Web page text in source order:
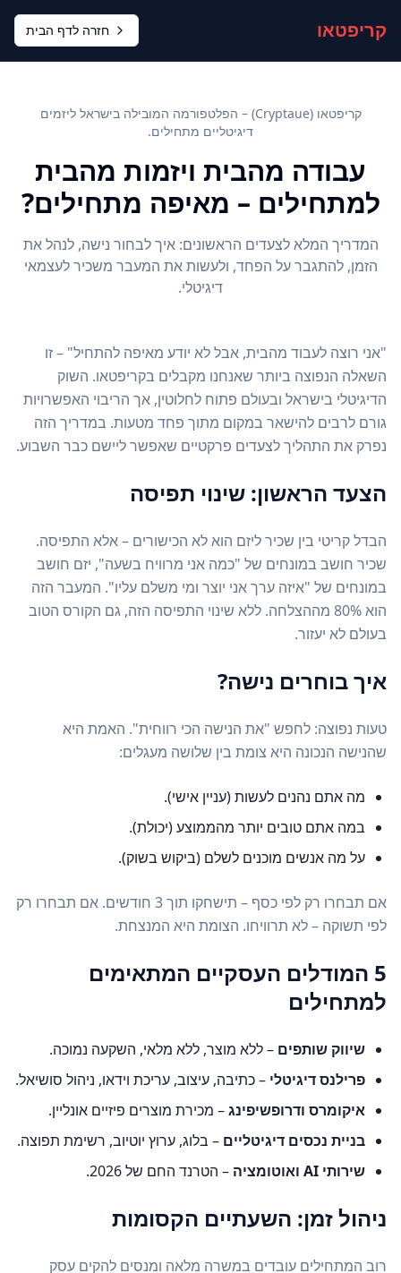
קריפטאו חזרה לדף הבית
קריפטאו (Cryptaue) – הפלטפורמה המובילה בישראל ליזמים
דיגיטליים מתחילים.
עבודה מהבית ויזמות מהבית
למתחילים – מאיפה מתחילים?
המדריך המלא לצעדים הראשונים: איך לבחור נישה, לנהל את
הזמן, להתגבר על הפחד, ולעשות את המעבר משכיר לעצמאי
דיגיטלי.
"אני רוצה לעבוד מהבית, אבל לא יודע מאיפה להתחיל" – זו
השאלה הנפוצה ביותר שאנחנו מקבלים בקריפטאו. השוק
הדיגיטלי בישראל ובעולם פתוח לחלוטין, אך הריבוי האפשרויות
גורם לרבים להישאר במקום מתוך פחד מטעות. במדריך הזה
נפרק את התהליך לצעדים פרקטיים שאפשר ליישם כבר השבוע.
הצעד הראשון: שינוי תפיסה
הבדל קריטי בין שכיר ליזם הוא לא הכישורים – אלא התפיסה.
שכיר חושב במונחים של "כמה אני מרוויח בשעה", יזם חושב
במונחים של "איזה ערך אני יוצר ומי משלם עליו". המעבר הזה
הוא 80% מההצלחה. ללא שינוי התפיסה הזה, גם הקורס הטוב
בעולם לא יעזור.
איך בוחרים נישה?
טעות נפוצה: לחפש "את הנישה הכי רווחית". האמת היא
שהנישה הנכונה היא צומת בין שלושה מעגלים:
מה אתם נהנים לעשות (עניין אישי).
במה אתם טובים יותר מהממוצע (יכולת).
על מה אנשים מוכנים לשלם (ביקוש בשוק).
אם תבחרו רק לפי כסף – תישחקו תוך 3 חודשים. אם תבחרו רק
לפי תשוקה – לא תרוויחו. הצומת היא המנצחת.
5 המודלים העסקיים המתאימים
למתחילים
שיווק שותפים – ללא מוצר, ללא מלאי, השקעה נמוכה.
פרילנס דיגיטלי – כתיבה, עיצוב, עריכת וידאו, ניהול סושיאל.
איקומרס ודרופשיפינג– מכירת מוצרים פיזיים אונליין.
בניית נכסים דיגיטליים – בלוג, ערוץ יוטיוב, רשימת תפוצה.
שירותי AI ואוטומציה
– הטרנד החם של 2026.
ניהול זמן: השעתיים הקסומות
רוב המתחילים עובדים במשרה מלאה ומנסים להקים עסק